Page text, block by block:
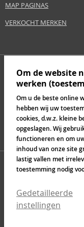
MAP PAGINAS
VERKOCHT MERKEN
Om de website
werken
Om u de beste online
hebben wij uw
cookies, d.w.z. kleine
opgeslagen. Wij
functioneren en om
inhoud van onze site
lastig vallen met
toestemming nodig
Gedetailleerde
instellingen